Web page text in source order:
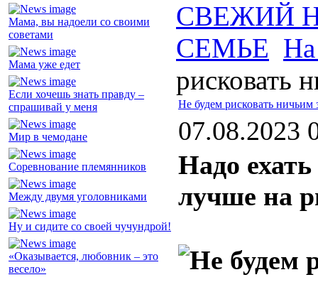
Мама, вы надоели со своими
советами
Мама уже едет
Если хочешь знать правду –
спрашивай у меня
Мир в чемодане
Соревнование племянников
Между двумя уголовниками
Ну и сидите со своей чучундрой!
«Оказывается, любовник – это
весело»
СВЕЖИЙ
СЕМЬЕ На
рисковать
Не будем рисковать ничьим
07.08.2023
Надо
лучше на